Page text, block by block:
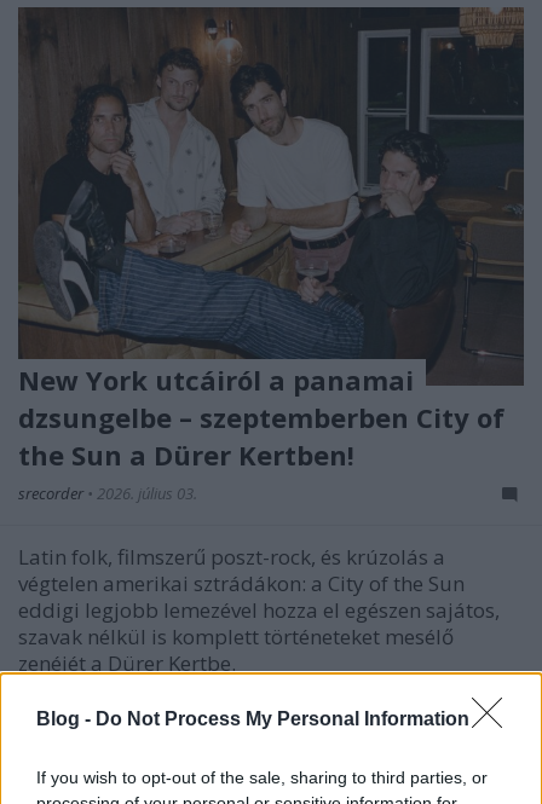
Blog - Do Not Process My Personal Information
If you wish to opt-out of the sale, sharing to third parties, or
New York utcáiról a panamai
dzsungelbe – szeptemberben City of
the Sun a Dürer Kertben!
srecorder • 2026. július 03.
Latin folk, filmszerű poszt-rock, és krúzolás a
végtelen amerikai sztrádákon: a City of the Sun
eddigi legjobb lemezével hozza el egészen sajátos,
szavak nélkül is komplett történeteket mesélő
zenéjét a Dürer Kertbe.